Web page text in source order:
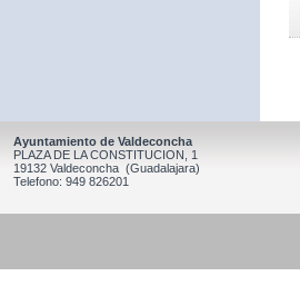
Ayuntamiento de Valdeconcha
PLAZA DE LA CONSTITUCION, 1
19132 Valdeconcha (Guadalajara)
Telefono: 949 826201